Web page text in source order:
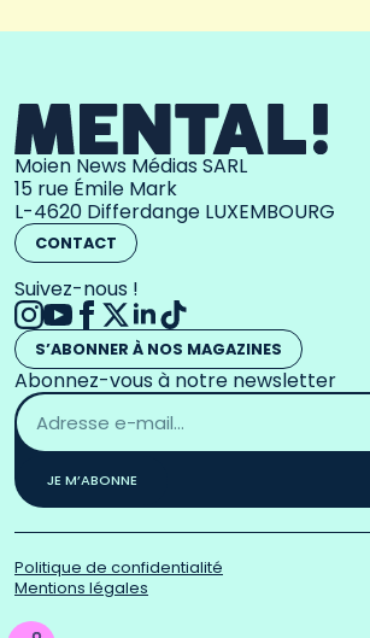
Moien News Médias SARL
15 rue Émile Mark
L-4620 Differdange LUXEMBOURG
CONTACT
Suivez-nous !
S’ABONNER À NOS MAGAZINES
Abonnez-vous à notre newsletter
Adresse
email
*
JE M’ABONNE
Politique de confidentialité
Mentions légales